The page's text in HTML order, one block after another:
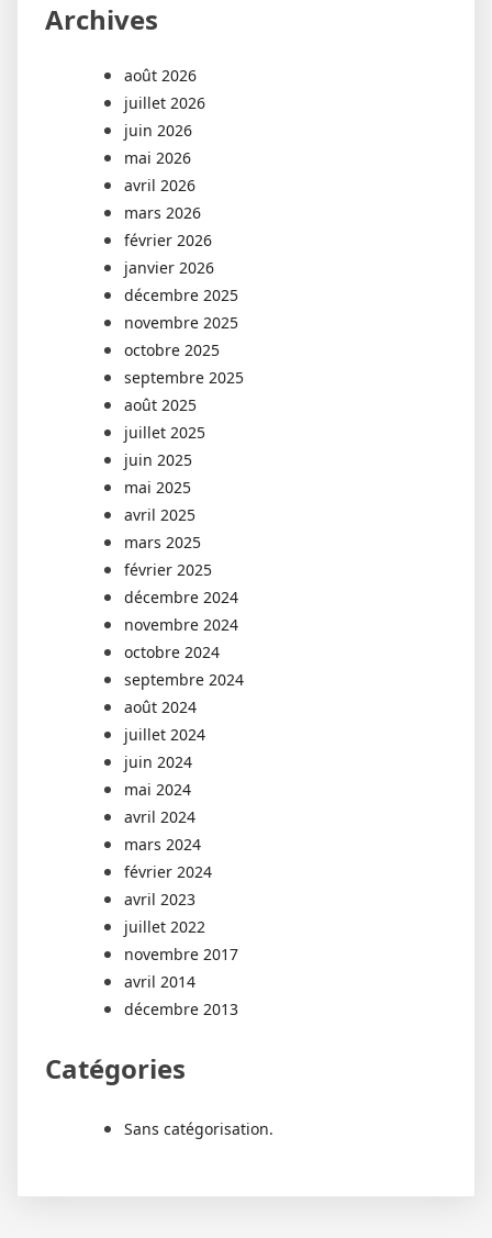
Archives
août 2026
juillet 2026
juin 2026
mai 2026
avril 2026
mars 2026
février 2026
janvier 2026
décembre 2025
novembre 2025
octobre 2025
septembre 2025
août 2025
juillet 2025
juin 2025
mai 2025
avril 2025
mars 2025
février 2025
décembre 2024
novembre 2024
octobre 2024
septembre 2024
août 2024
juillet 2024
juin 2024
mai 2024
avril 2024
mars 2024
février 2024
avril 2023
juillet 2022
novembre 2017
avril 2014
décembre 2013
Catégories
Sans catégorisation.